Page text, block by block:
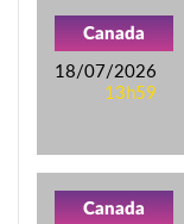
Canada
18/07/2026
13h59
Canada